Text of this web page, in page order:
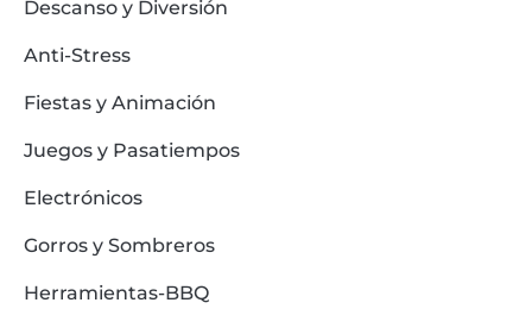
Descanso y Diversión
Anti-Stress
Fiestas y Animación
Juegos y Pasatiempos
Electrónicos
Gorros y Sombreros
Herramientas-BBQ